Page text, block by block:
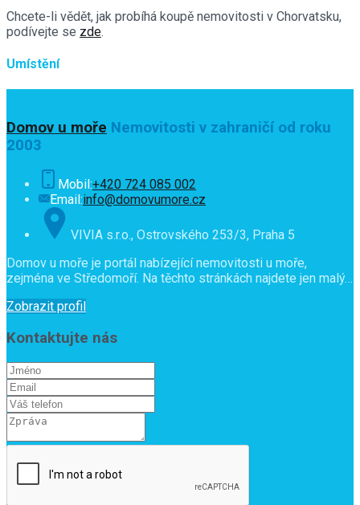
Chcete-li vědět, jak probíhá koupě nemovitosti v Chorvatsku,
podívejte se zde.
Umístění
Domov u moře Nemovitosti v zahraničí od roku
2003
Mobil:+420 724 085 002
Email:info@domovumore.cz
VIVIA s.r.o., Ostrovského 253/3, Praha 5
Domov u moře je portál nabízející nemovitosti u moře,
zejména ve Středomoří. Na těchto stránkách najdete jen malý…
Zobrazit profil
Kontaktujte nás